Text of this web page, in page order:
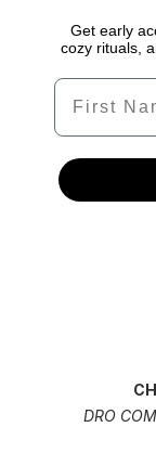
Get early
cozy rituals,
Name
DRO